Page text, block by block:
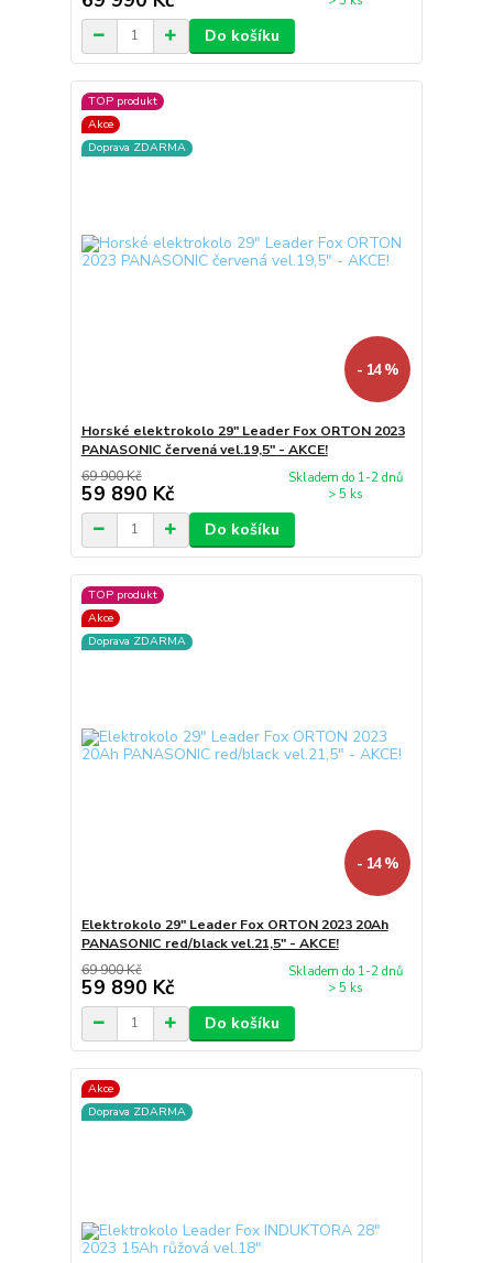
Do košíku
TOP produkt
Akce
Doprava ZDARMA
- 14 %
Horské elektrokolo 29" Leader Fox ORTON 2023
PANASONIC červená vel.19,5" - AKCE!
69 900 Kč
59 890 Kč
Skladem do 1-2 dnů
> 5 ks
Do košíku
TOP produkt
Akce
Doprava ZDARMA
- 14 %
Elektrokolo 29" Leader Fox ORTON 2023 20Ah
PANASONIC red/black vel.21,5" - AKCE!
69 900 Kč
59 890 Kč
Skladem do 1-2 dnů
> 5 ks
Do košíku
Akce
Doprava ZDARMA